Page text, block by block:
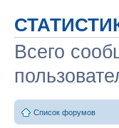
Всего
Список форумов